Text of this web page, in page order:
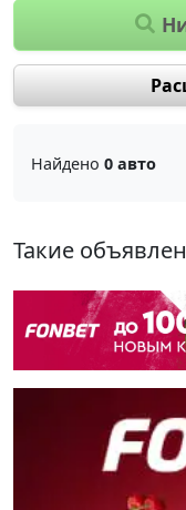
Найдено 0 авто
Такие